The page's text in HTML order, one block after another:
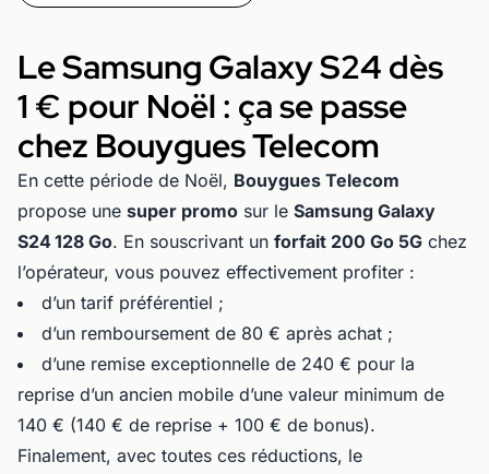
Le Samsung Galaxy S24 dès
1 € pour Noël : ça se passe
chez Bouygues Telecom
En cette période de Noël, Bouygues Telecom
propose une super promo sur le Samsung Galaxy
S24 128 Go. En souscrivant un forfait 200 Go 5G chez
l’opérateur, vous pouvez effectivement profiter :
d’un tarif préférentiel ;
d’un remboursement de 80 € après achat ;
d’une remise exceptionnelle de 240 € pour la
reprise d’un ancien mobile d’une valeur minimum de
140 € (140 € de reprise + 100 € de bonus).
Finalement, avec toutes ces réductions, le